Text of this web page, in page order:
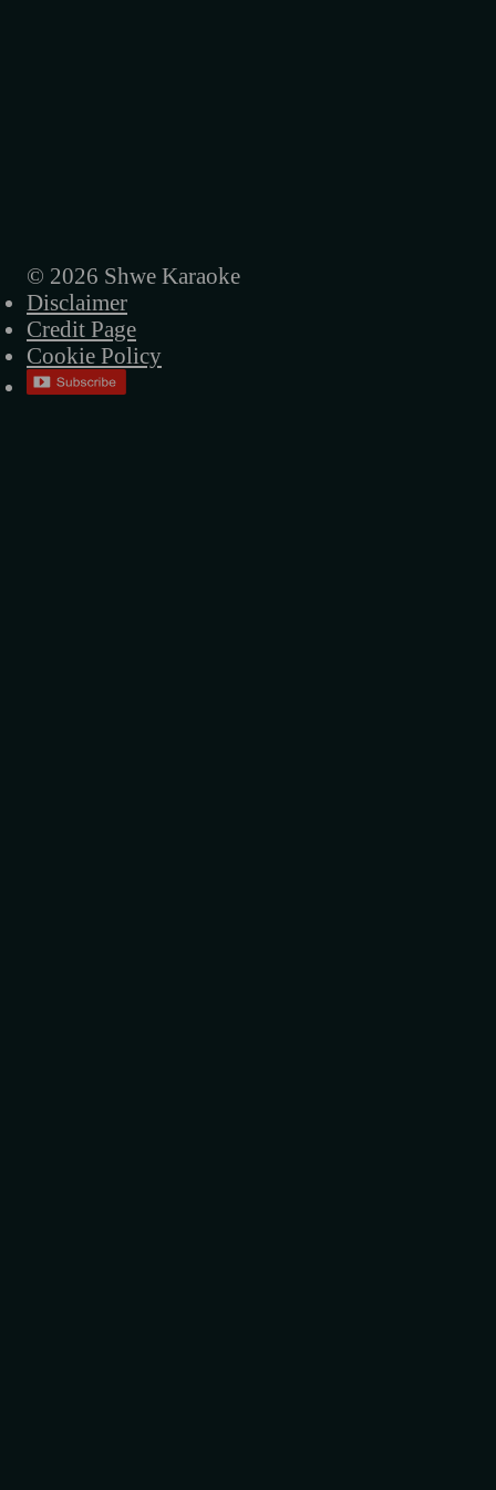
© 2026 Shwe Karaoke
Disclaimer
Credit Page
Cookie Policy